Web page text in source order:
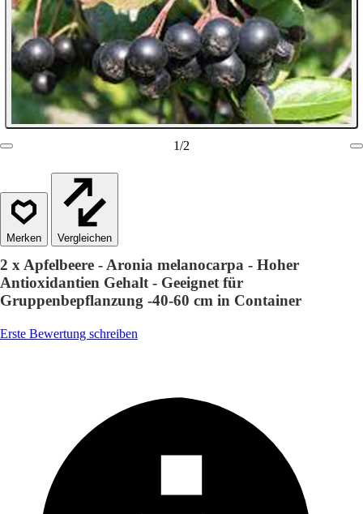
1/2
Vergleichen
2 x Apfelbeere - Aronia melanocarpa - Hoher
Antioxidantien Gehalt - Geeignet für
Gruppenbepflanzung -40-60 cm in Container
Erste Bewertung schreiben